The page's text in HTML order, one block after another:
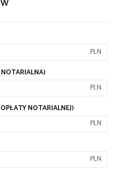
PLN
PLN
NOTARIALNEJ)
PLN
PLN